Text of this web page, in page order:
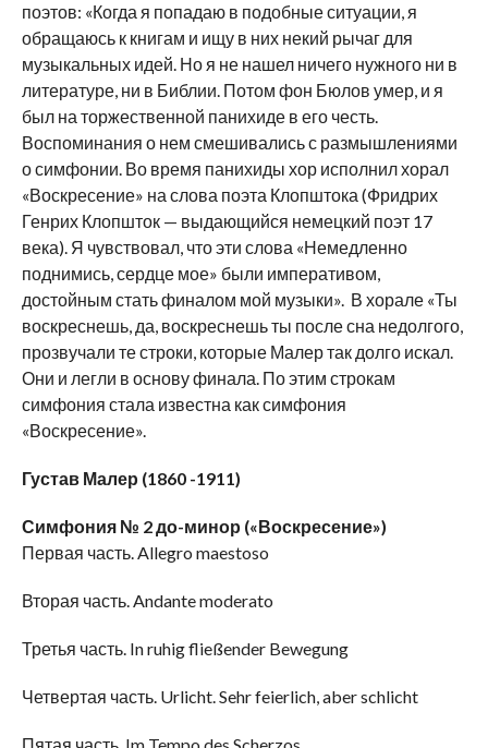
поэтов: «Когда я попадаю в подобные ситуации, я
обращаюсь к книгам и ищу в них некий рычаг для
музыкальных идей. Но я не нашел ничего нужного ни в
литературе, ни в Библии. Потом фон Бюлов умер, и я
был на торжественной панихиде в его честь.
Воспоминания о нем смешивались с размышлениями
о симфонии. Во время панихиды хор исполнил хорал
«Воскресение» на слова поэта Клопштока (Фридрих
Генрих Клопшток — выдающийся немецкий поэт 17
века). Я чувствовал, что эти слова «Немедленно
поднимись, сердце мое» были императивом,
достойным стать финалом мой музыки». В хорале «Ты
воскреснешь, да, воскреснешь ты после сна недолгого,
прозвучали те строки, которые Малер так долго искал.
Они и легли в основу финала. По этим строкам
симфония стала известна как симфония
«Воскресение».
Густав Малер (1860 -1911)
Симфония № 2 до-минор («Воскресение»)
Первая часть. Allegro maestoso
Вторая часть. Andante moderato
Третья часть. In ruhig fließender Bewegung
Четвертая часть. Urlicht. Sehr feierlich, aber schlicht